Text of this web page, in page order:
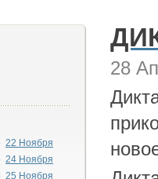
22 Ноября
24 Ноября
25 Ноября
28